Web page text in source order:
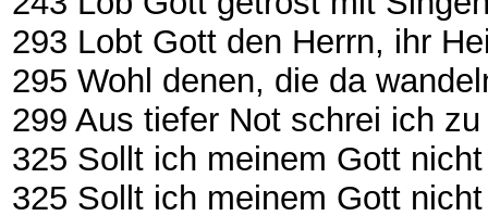
293 Lobt Gott den Herrn, ihr
295 Wohl denen, die da
299 Aus tiefer Not schrei ich
325 Sollt ich meinem Gott
325 Sollt ich meinem Gott